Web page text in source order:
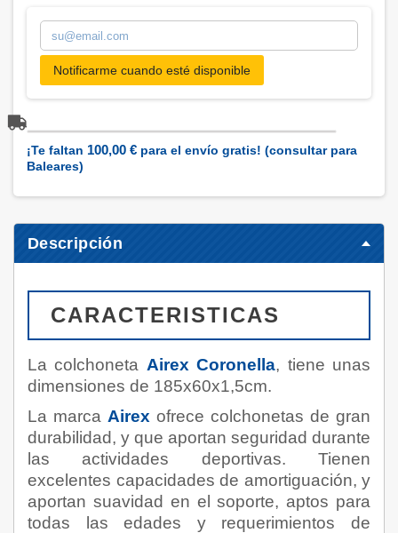
Notificarme cuando esté disponible
¡Te faltan 100,00 € para el envío gratis! (consultar para
Baleares)
Descripción
CARACTERISTICAS
La colchoneta Airex Coronella, tiene unas
dimensiones de 185x60x1,5cm.
La marca Airex ofrece colchonetas de gran
durabilidad, y que aportan seguridad durante
las actividades deportivas. Tienen
excelentes capacidades de amortiguación, y
aportan suavidad en el soporte, aptos para
todas las edades y requerimientos de